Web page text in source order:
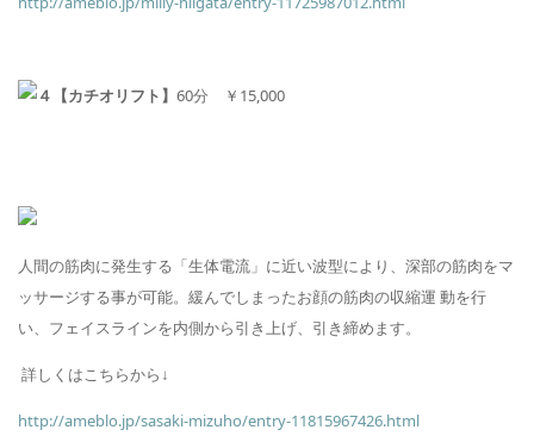
【カチオリフト】 60分 ￥ 15,000
人間の筋肉に発生する「生体電流」に近い波型により、深部の筋肉をマ
ッサージする事が可能。 緩んでしまったお顔の筋肉の収縮運 動を行
い、フェイスラインを内側から引き上げ、引き締めます。
詳しくはこちらから↓
http://ameblo.jp/sasaki-mizuho/entry-11815967426.html